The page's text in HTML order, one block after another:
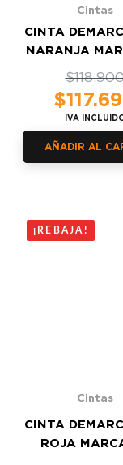
Cintas
CINTA
NARANJA
$
precio
original
era:
$118.900.
$
precio
es:
$117.690.
IVA
AÑADIR AL
¡REBAJA!
Cintas
CINTA
ROJA